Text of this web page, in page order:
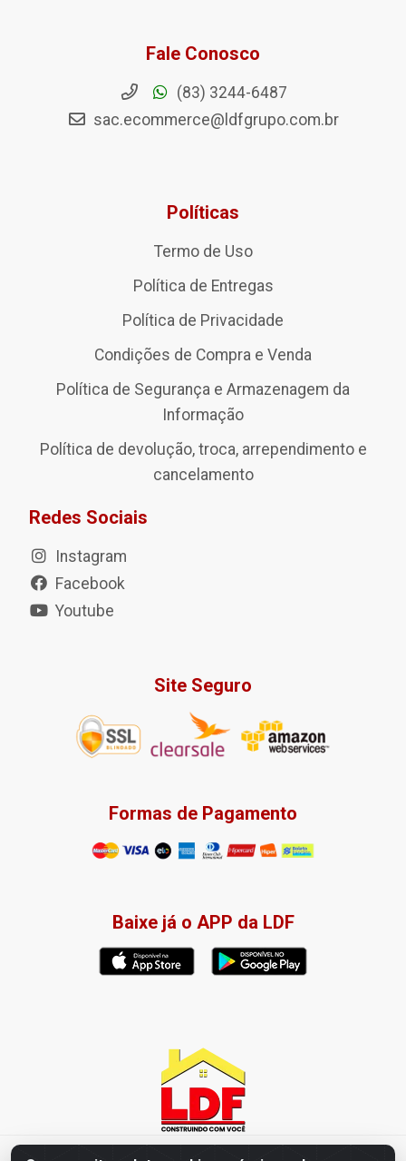
Fale Conosco
(83) 3244-6487
sac.ecommerce@ldfgrupo.com.br
Políticas
Termo de Uso
Política de Entregas
Política de Privacidade
Condições de Compra e Venda
Política de Segurança e Armazenagem da
Informação
Política de devolução, troca, arrependimento e
cancelamento
Redes Sociais
Instagram
Facebook
Youtube
Site Seguro
Formas de Pagamento
Baixe já o APP da LDF